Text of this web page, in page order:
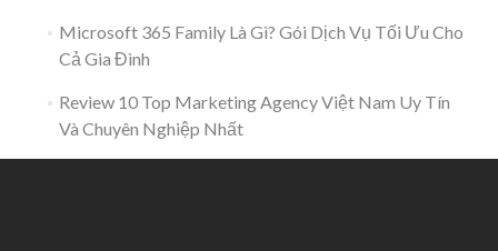
Microsoft 365 Family Là Gì? Gói Dịch Vụ Tối Ưu Cho
Cả Gia Đình
Review 10 Top Marketing Agency Việt Nam Uy Tín
Và Chuyên Nghiệp Nhất